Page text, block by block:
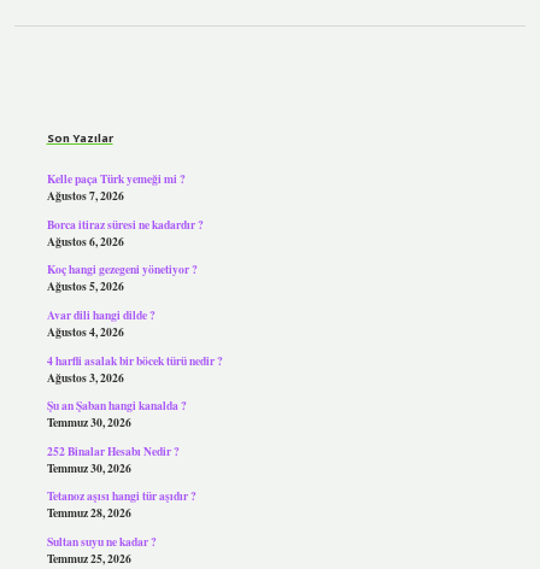
Son Yazılar
Kelle paça Türk yemeği mi ?
Ağustos 7, 2026
Borca itiraz süresi ne kadardır ?
Ağustos 6, 2026
Koç hangi gezegeni yönetiyor ?
Ağustos 5, 2026
Avar dili hangi dilde ?
Ağustos 4, 2026
4 harfli asalak bir böcek türü nedir ?
Ağustos 3, 2026
Şu an Şaban hangi kanalda ?
Temmuz 30, 2026
252 Binalar Hesabı Nedir ?
Temmuz 30, 2026
Tetanoz aşısı hangi tür aşıdır ?
Temmuz 28, 2026
Sultan suyu ne kadar ?
Temmuz 25, 2026